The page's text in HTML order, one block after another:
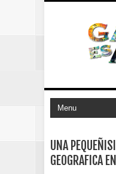
UNA
GEOGRAFICA